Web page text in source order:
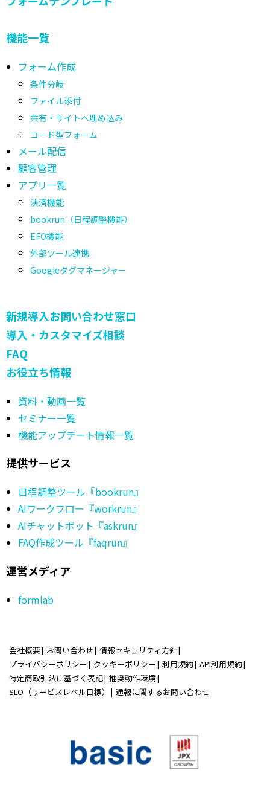
機能一覧
フォーム作成
条件分岐
ファイル添付
共有・サイトへ埋め込み
コード型フォーム
メール配信
顧客管理
アプリ一覧
決済機能
bookrun（日程調整機能）
EFO機能
外部ツール連携
Googleタグマネージャー
新規導入お問い合わせ窓口
導入・カスタマイズ相談
FAQ
お役立ち情報
資料・動画一覧
セミナー一覧
機能アップデート情報一覧
提供サービス
日程調整ツール『bookrun』
AIワークフロー『workrun』
AIチャットボット『askrun』
FAQ作成ツール『faqrun』
運営メディア
formlab
会社概要 お問い合わせ 情報セキュリティ方針
プライバシーポリシー
クッキーポリシー 利用規約 API利用規約
特定商取引法に基づく表記 推奨動作環境
SLO（サービスレベル目標）
通報に関するお問い合わせ